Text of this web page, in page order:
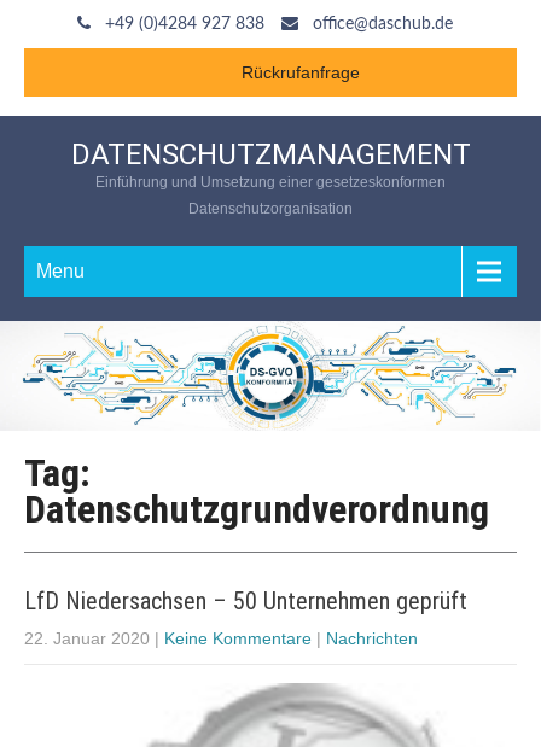
+49 (0)4284 927 838 office@daschub.de
Rückrufanfrage
DATENSCHUTZMANAGEMENT
Einführung und Umsetzung einer gesetzeskonformen
Datenschutzorganisation
Menu
Tag:
Datenschutzgrundverordnung
LfD Niedersachsen – 50 Unternehmen geprüft
22. Januar 2020 | Keine Kommentare | Nachrichten